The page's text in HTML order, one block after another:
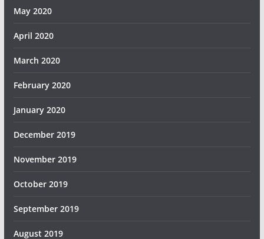
May 2020
April 2020
March 2020
February 2020
January 2020
December 2019
November 2019
October 2019
September 2019
August 2019